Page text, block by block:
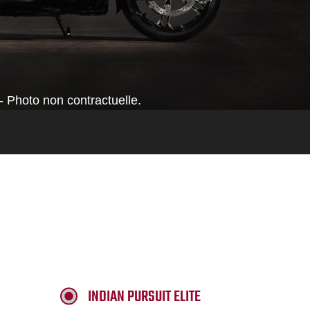
Photo non contractuelle.
INDIAN PURSUIT ELITE